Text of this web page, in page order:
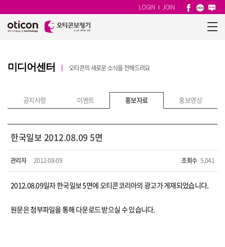
LOGIN JOIN
미디어센터 오티콘의 새로운 소식을 전해드려요
공지사항 이벤트 홍보자료 홍보영상
한국일보 2012.08.09 5면
관리자 2012-08-09 조회수 5,041
2012.08.09일자 한국일보 5면에 오티콘코리아의 광고가 게재되었습니다.
원문은 첨부파일을 통해 다운로드 받으실 수 있습니다.